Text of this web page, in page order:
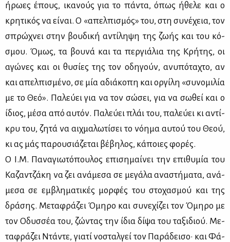
ήρω­ες έπους, ικα­νούς για το πά­ντα, όπως ήθε­λε και ο
κρη­τι­κός να εί­ναι. Ο «απελ­πι­σμός» του, στη συ­νέ­χεια, τον
σπρώ­χνει στην βου­δι­κή αντί­λη­ψη της ζω­ής και του κό­
σμου. Όμως, τα βου­νά και τα περ­γιά­λια της Kρή­της, οι
αγώ­νες και οι θυ­σί­ες της τον οδη­γούν, ανυ­πό­τα­χτο, αν
και απελ­πι­σμέ­νο, σε μία αδιά­κο­πη και ορ­γί­λη «συ­νο­μι­λία
με το Θεό». Πα­λεύ­ει για να τον σώ­σει, για να σω­θεί και ο
ίδιος, μέ­σα από αυ­τόν. Πα­λεύ­ει πλάι του, πα­λεύ­ει κι αντί­
κρυ του, ζη­τά να αιχ­μα­λω­τί­σει το νό­η­μα αυ­τού του Θε­ού,
κι ας μάς πα­ρου­σιά­ζε­ται βέ­βη­λος, κά­ποιες φο­ρές.
Ο Ι.Μ. Πα­να­γιω­τό­που­λος επι­ση­μαί­νει την επι­θυ­μία του
Κα­ζαν­τζά­κη να ζει ανά­με­σα σε με­γά­λα ανα­στή­μα­τα, ανά­
με­σα σε εμ­βλη­μα­τι­κές μορ­φές του στο­χα­σμού και της
δρά­σης. Με­τα­φρά­ζει Όμη­ρο και συ­νε­χί­ζει τον Όμη­ρο με
τον Οδυσ­σέα του, ζώ­ντας την ίδια δί­ψα του τα­ξι­διού. Με­
τα­φρά­ζει Ντά­ντε, για­τί νο­σταλ­γεί τον Πα­ρά­δει­σο· και Φά­